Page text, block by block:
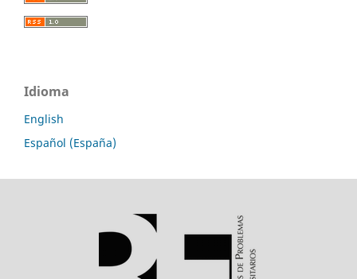
Idioma
English
Español (España)